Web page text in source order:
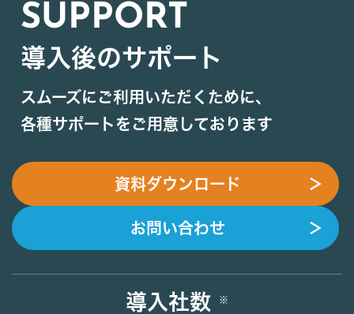
SUPPORT
導入後のサポート
スムーズにご利用いただくために、
各種サポートをご用意しております
資料ダウンロード ＞
お問い合わせ ＞
導入社数